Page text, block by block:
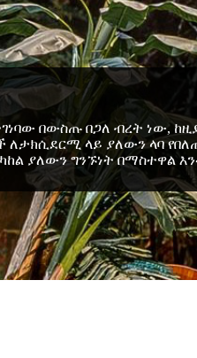
በውስጡ በጋለ ብረት
ላይ ያለውን ላባ
ያለውን ግንኙነት በማስተዋል